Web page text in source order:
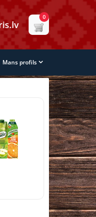
0
Mans profils